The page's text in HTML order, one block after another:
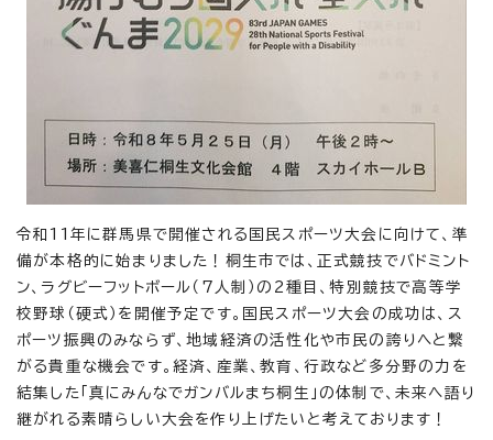
令和11年に群馬県で開催される国民スポーツ大会に向けて、準
備が本格的に始まりました！桐生市では、正式競技でバドミント
ン、ラグビーフットボール（7人制）の2種目、特別競技で高等学
校野球（硬式）を開催予定です。国民スポーツ大会の成功は、ス
ポーツ振興のみならず、地域経済の活性化や市民の誇りへと繋
がる貴重な機会です。経済、産業、教育、行政など多分野の力を
結集した「真にみんなでガンバルまち桐生」の体制で、未来へ語り
継がれる素晴らしい大会を作り上げたいと考えております！